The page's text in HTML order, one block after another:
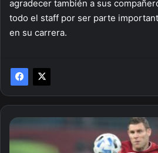
agradecer también a sus
todo el staff por ser parte
en su carrera.
Liverpool,
cada
día